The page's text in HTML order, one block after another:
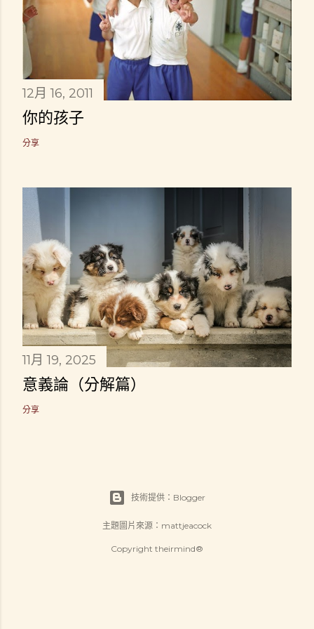
12月 16, 2011
你的孩子
分享
11月 19, 2025
意義論（分解篇）
分享
技術提供：Blogger
主題圖片來源： mattjeacock
Copyright theirmind®